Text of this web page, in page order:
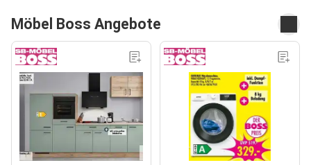
Möbel Boss Angebote